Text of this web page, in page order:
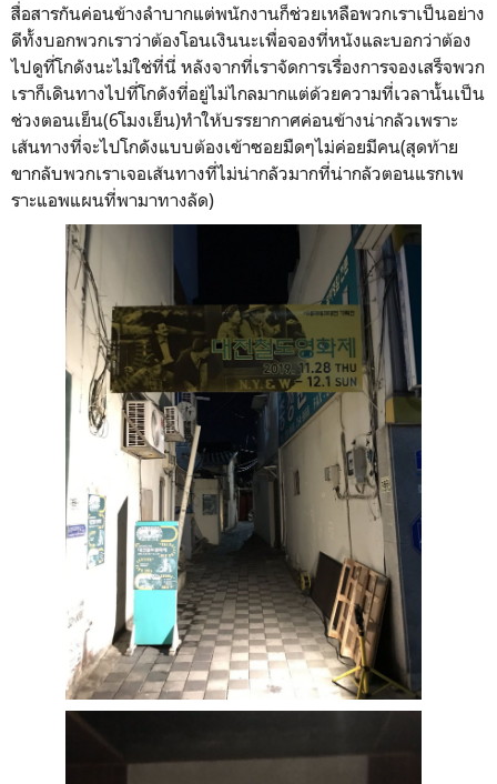
สื่อสารกันค่อนข้างลำบากแต่พนักงานก็ช่วยเหลือพวกเราเป็นอย่าง
ดีทั้งบอกพวกเราว่าต้องโอนเงินนะเพื่อจองที่หนังและบอกว่าต้อง
ไปดูที่โกดังนะไม่ใช่ที่นี่ หลังจากที่เราจัดการเรื่องการจองเสร็จพวก
เราก็เดินทางไปที่โกดังที่อยู่ไม่ไกลมากแต่ด้วยความที่เวลานั้นเป็น
ช่วงตอนเย็น(6โมงเย็น)ทำให้บรรยากาศค่อนข้างน่ากลัวเพราะ
เส้นทางที่จะไปโกดังแบบต้องเข้าซอยมืดๆไม่ค่อยมีคน(สุดท้าย
ขากลับพวกเราเจอเส้นทางที่ไม่น่ากลัวมากที่น่ากลัวตอนแรกเพ
ราะแอพแผนที่พามาทางลัด)